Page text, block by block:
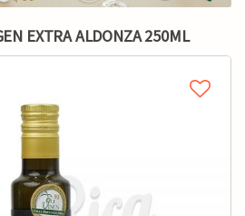
EXTRA ALDONZA 250ML